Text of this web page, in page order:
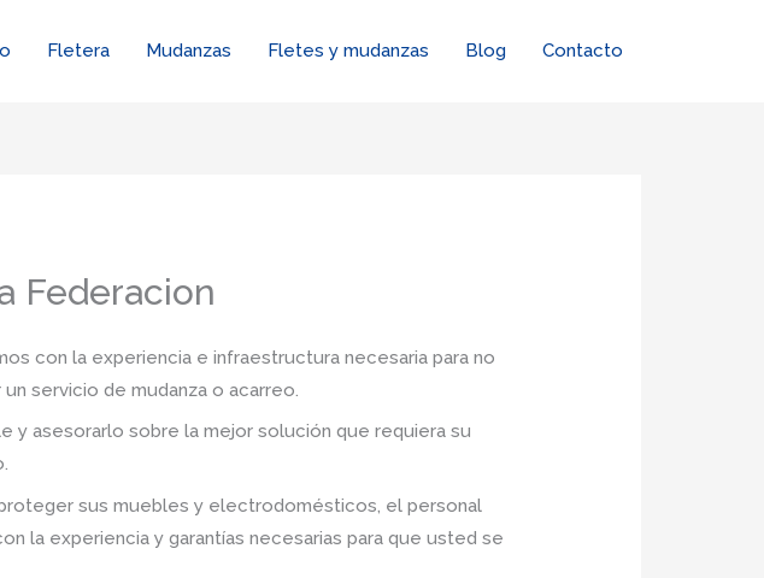
Fletera Mudanzas Fletes y mudanzas Blog Contacto
Federacion
con la experiencia e infraestructura necesaria para no
servicio de mudanza o acarreo.
asesorarlo sobre la mejor solución que requiera su
sus muebles y electrodomésticos, el personal
la experiencia y garantías necesarias para que usted se